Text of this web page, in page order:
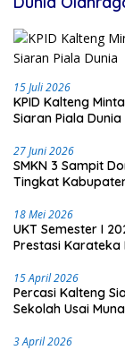
15 Juli 2026
KPID Kalteng
Siaran Piala Dunia
27 Juni 2026
SMKN 3 Sampit
Tingkat
18 Mei 2026
UKT Semester I
Prestasi Karateka
15 April 2026
Percasi Kalteng
Sekolah Usai
3 April 2026